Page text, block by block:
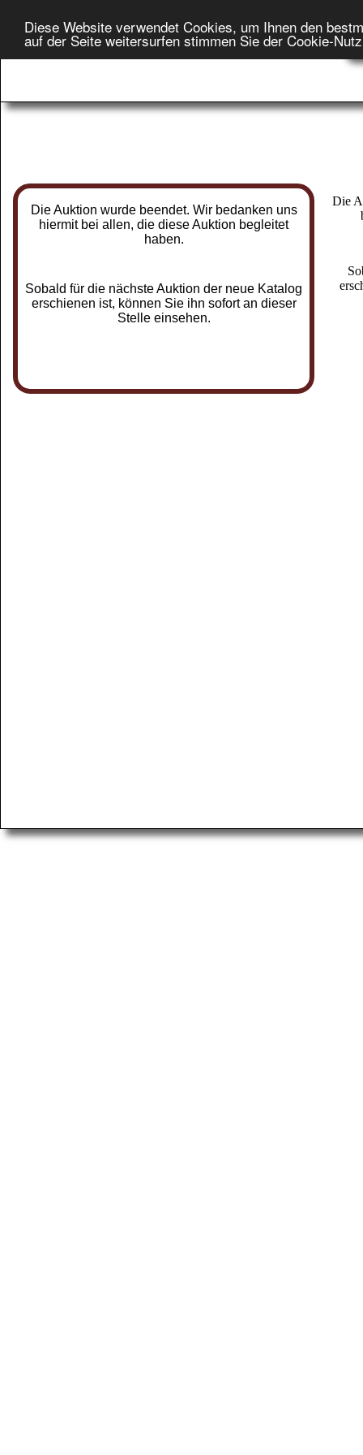
Diese Website verwendet Cookies, um Ihnen den
auf der Seite weitersurfen stimmen Sie der Cookie-
Die Auktion wurde beendet. Wir bedanken uns
hiermit bei allen, die diese Auktion begleitet
haben.
Sobald für die nächste Auktion der neue Katalog
erschienen ist, können Sie ihn sofort an dieser
Stelle einsehen.
Die